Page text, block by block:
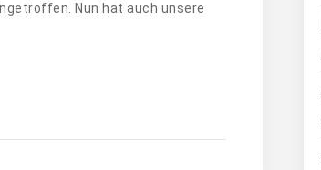
Nun hat auch unsere